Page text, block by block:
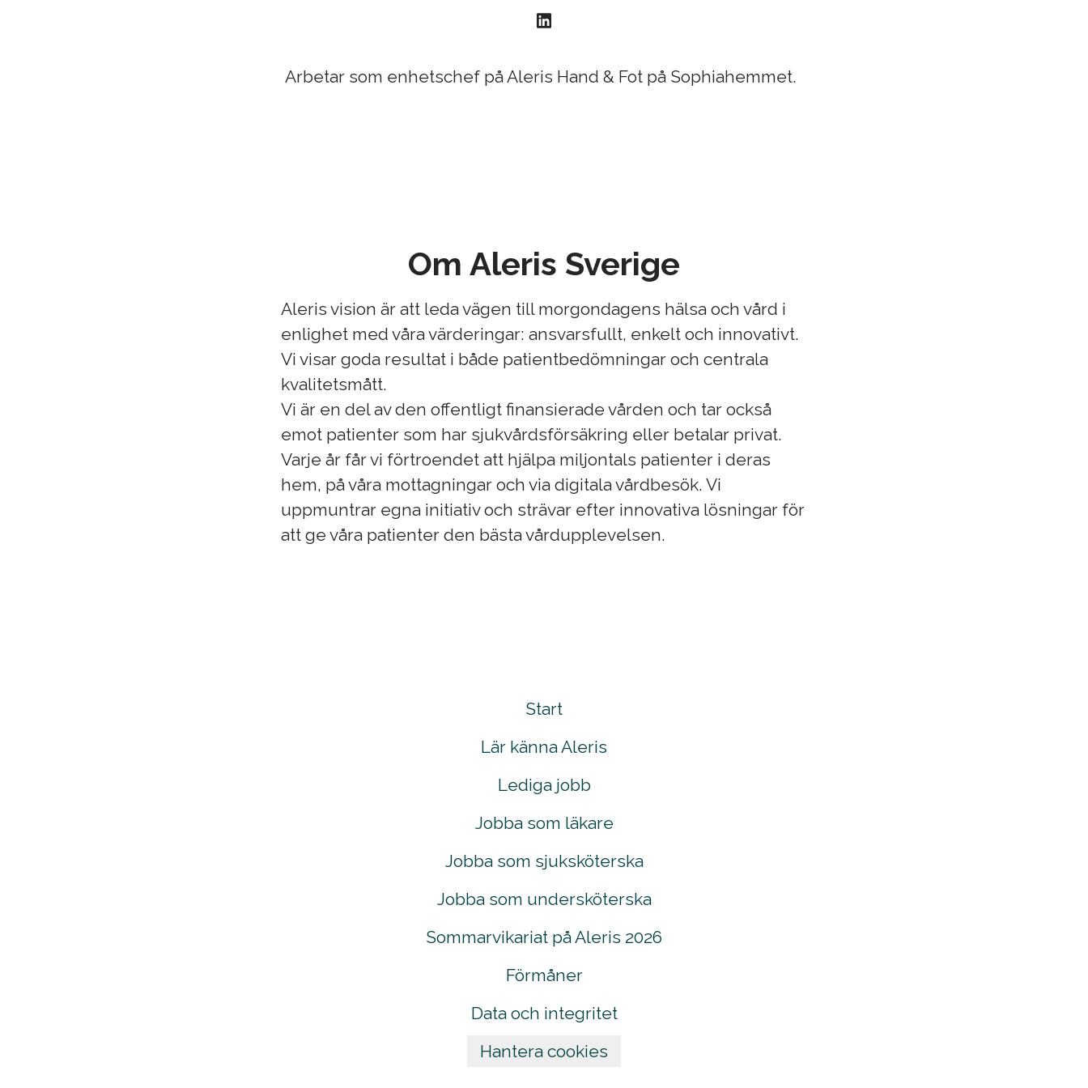
Arbetar som enhetschef på Aleris Hand & Fot på Sophiahemmet.
Om Aleris Sverige
Aleris vision är att leda vägen till morgondagens hälsa och vård i
enlighet med våra värderingar: ansvarsfullt, enkelt och innovativt.
Vi visar goda resultat i både patientbedömningar och centrala
kvalitetsmått.
Vi är en del av den offentligt finansierade vården och tar också
emot patienter som har sjukvårdsförsäkring eller betalar privat.
Varje år får vi förtroendet att hjälpa miljontals patienter i deras
hem, på våra mottagningar och via digitala vårdbesök. Vi
uppmuntrar egna initiativ och strävar efter innovativa lösningar för
att ge våra patienter den bästa vårdupplevelsen.
Start
Lär känna Aleris
Lediga jobb
Jobba som läkare
Jobba som sjuksköterska
Jobba som undersköterska
Sommarvikariat på Aleris 2026
Förmåner
Data och integritet
Hantera cookies